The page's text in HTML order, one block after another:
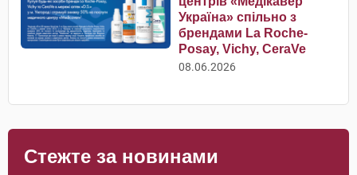
Україна» спільно з
брендами La Roche-
Posay, Vichy, CeraVe
08.06.2026
Стежте за новинами